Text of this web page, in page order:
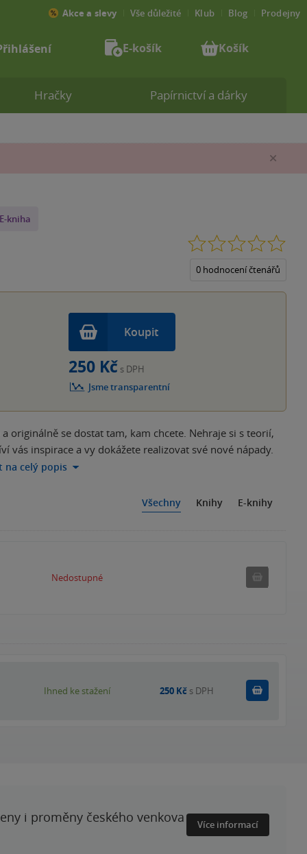
E-kniha
0 hodnocení čtenářů
Koupit
250 Kč s DPH
Jsme transparentní
originálně se dostat tam, kam chcete. Nehraje si s teorií,
vás inspirace a vy dokážete realizovat své nové nápady.
na celý popis
Všechny Knihy E-knihy
Nedostupné
Ihned ke stažení 250 Kč s DPH Koupit
i proměny českého venkova
Více informací
Hračky Papírnictví a dárky
Akce a slevy Vše důležité Klub Blog Prodejny
E-košík Košík